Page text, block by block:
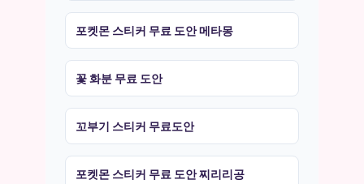
포켓몬 스티커 무료 도안 메타몽
꽃 화분 무료 도안
꼬부기 스티커 무료도안
포켓몬 스티커 무료 도안 찌리리공